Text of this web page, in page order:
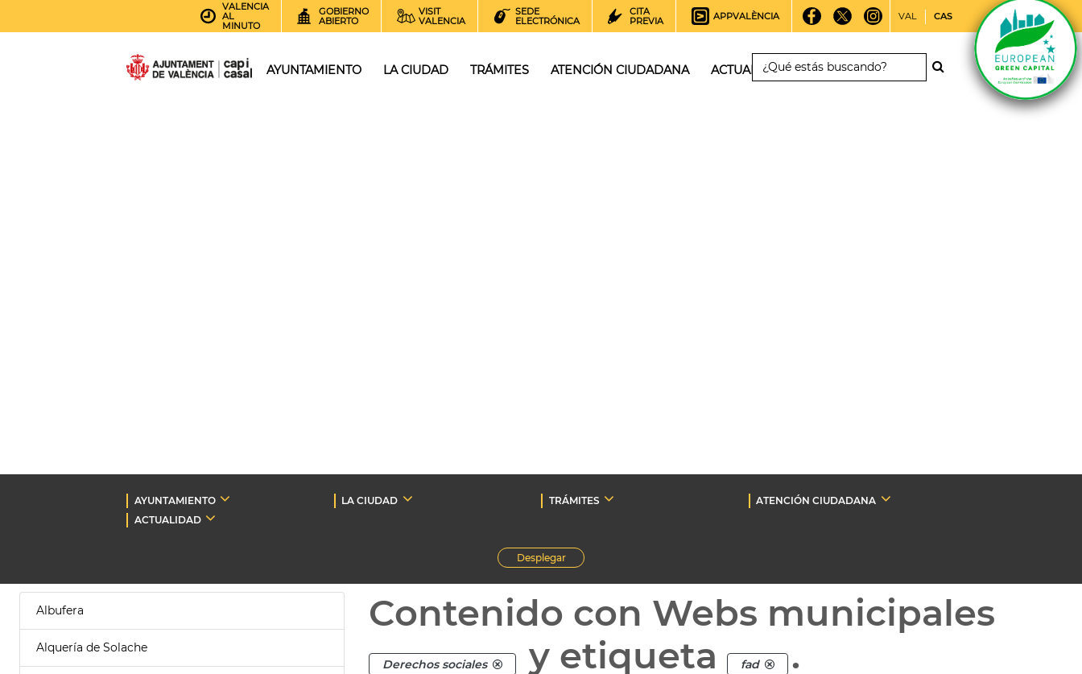
VALENCIA
AL
MINUTO
GOBIERNO
ABIERTO
VISIT
VALENCIA
SEDE
ELECTRÓNICA
CITA
PREVIA
APPVALÈNCIA VAL CAS
AYUNTAMIENTO LA CIUDAD TRÁMITES ATENCIÓN CIUDADANA ACTUALIDAD
AYUNTAMIENTO LA CIUDAD TRÁMITES
ATENCIÓN CIUDADANA
ACTUALIDAD
Desplegar
Albufera
Alquería de Solache
Contenido con Webs municipales
Derechos sociales y etiqueta fad .